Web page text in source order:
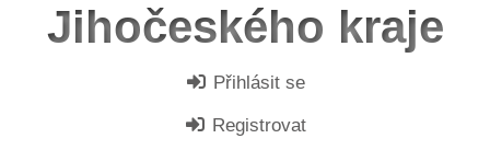
Jihočeského kraje
Přihlásit se
Registrovat